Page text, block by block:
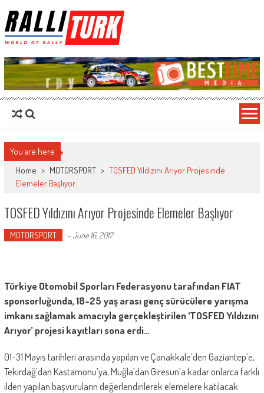
RalliTurk
You are here
Home > MOTORSPORT > TOSFED Yıldızını Arıyor Projesinde
Elemeler Başlıyor
TOSFED Yıldızını Arıyor Projesinde Elemeler Başlıyor
MOTORSPORT -June 16, 2017
Türkiye Otomobil Sporları Federasyonu tarafından FIAT
sponsorluğunda, 18-25 yaş arası genç sürücülere yarışma
imkanı sağlamak amacıyla gerçekleştirilen ‘TOSFED Yıldızını
Arıyor’ projesi kayıtları sona erdi…
01-31 Mayıs tarihleri arasında yapılan ve Çanakkale’den Gaziantep’e,
Tekirdağ’dan Kastamonu’ya, Muğla’dan Giresun’a kadar onlarca farklı
ilden yapılan başvuruların değerlendirilerek elemelere katılacak